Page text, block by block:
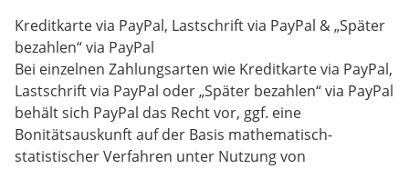
Kreditkarte via PayPal, Lastschrift via PayPal & „Später
bezahlen“ via PayPal
Bei einzelnen Zahlungsarten wie Kreditkarte via PayPal,
Lastschrift via PayPal oder „Später bezahlen“ via PayPal
behält sich PayPal das Recht vor, ggf. eine
Bonitätsauskunft auf der Basis mathematisch-
statistischer Verfahren unter Nutzung von